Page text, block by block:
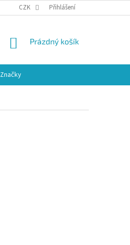
CZK Přihlášení
NÁKUPNÍ
Prázdný košík
Značky